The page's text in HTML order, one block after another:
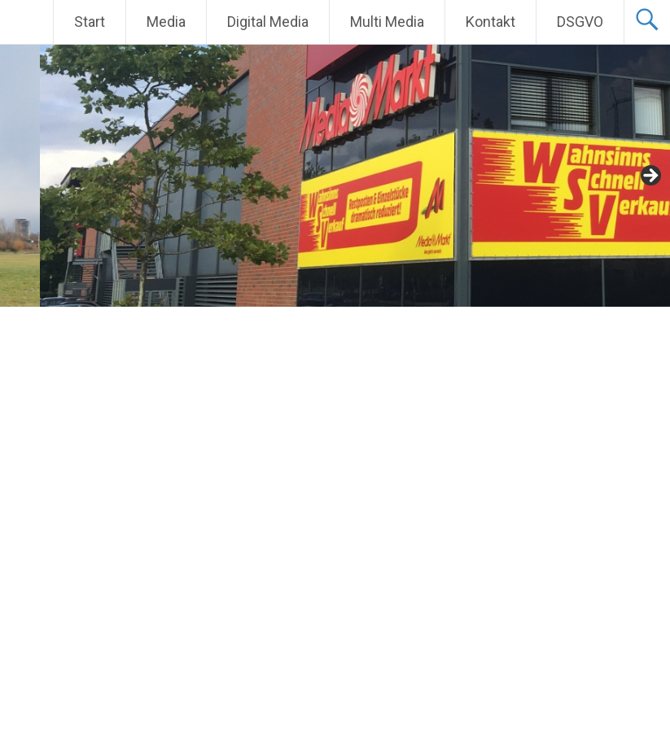
Inhalt
springen
Start Media Digital Media Multi Media Kontakt DSGVO